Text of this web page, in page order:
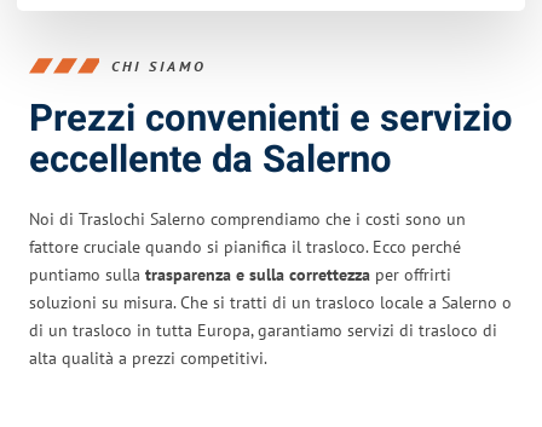
CHI SIAMO
Prezzi convenienti e servizio
eccellente da Salerno
Noi di Traslochi Salerno comprendiamo che i costi sono un
fattore cruciale quando si pianifica il trasloco. Ecco perché
puntiamo sulla trasparenza e sulla correttezza per offrirti
soluzioni su misura. Che si tratti di un trasloco locale a Salerno o
di un trasloco in tutta Europa, garantiamo servizi di trasloco di
alta qualità a prezzi competitivi.